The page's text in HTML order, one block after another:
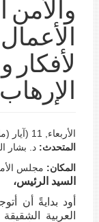
والأمن
لأفكار
الإرهاب
الأربعاء, 11 (آيار (مايو 2016
المتحدث: د. بشار
المكان: مجلس
السيد الرئيس،
أود بدايةً أن
العربية